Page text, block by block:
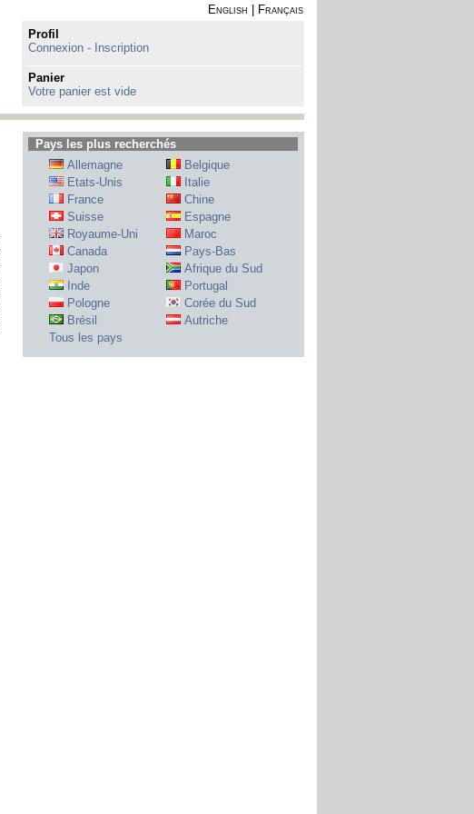
English
Français
Profil
Connexion - Inscription
Panier
Votre panier est vide
Pays les plus recherchés
Allemagne
Belgique
Etats-Unis
Italie
France
Chine
Suisse
Espagne
Royaume-Uni
Maroc
Canada
Pays-Bas
Japon
Afrique du Sud
Inde
Portugal
Pologne
Corée du Sud
Brésil
Autriche
Tous les pays